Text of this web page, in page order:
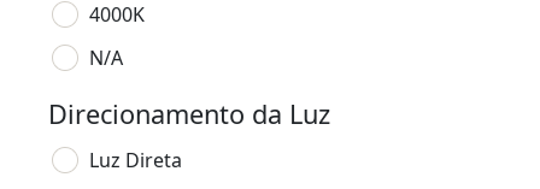
4000K
N/A
Direcionamento da Luz
Luz Direta